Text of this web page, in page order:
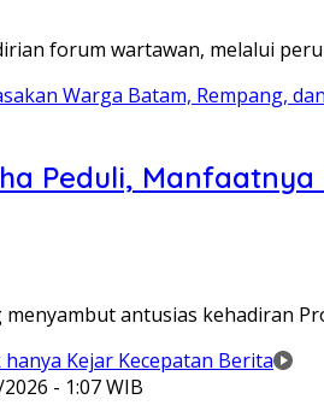
forum wartawan, melalui
Peduli,
menyambut antusias kehadiran
- 1:07 WIB